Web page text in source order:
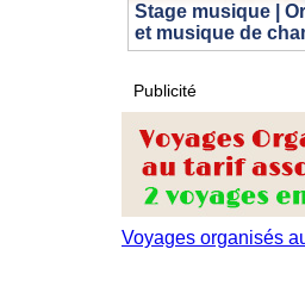
Stage musique |
et musique de
Publicité